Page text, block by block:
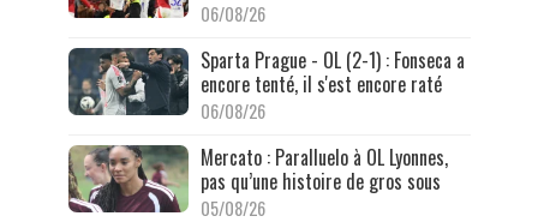
06/08/26
Sparta Prague - OL (2-1) : Fonseca a
encore tenté, il s'est encore raté
06/08/26
Mercato : Paralluelo à OL Lyonnes,
pas qu’une histoire de gros sous
05/08/26